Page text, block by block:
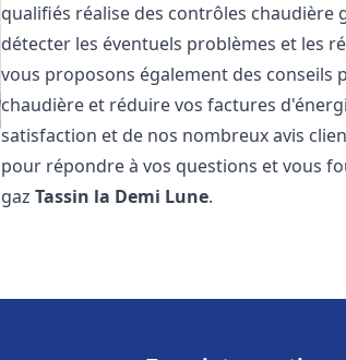
qualifiés réalise des contrôles chaudière
détecter les éventuels problèmes et les
vous proposons également des
chaudière et réduire vos factures
satisfaction et de nos nombreux avis
pour répondre à vos questions et vous
gazTassin la Demi Lune.